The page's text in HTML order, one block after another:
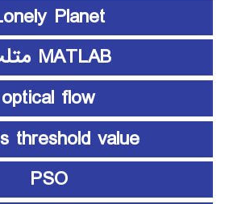
Planet
MATLAB متلب
optical flow
threshold value
PSO